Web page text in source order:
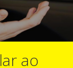
ao